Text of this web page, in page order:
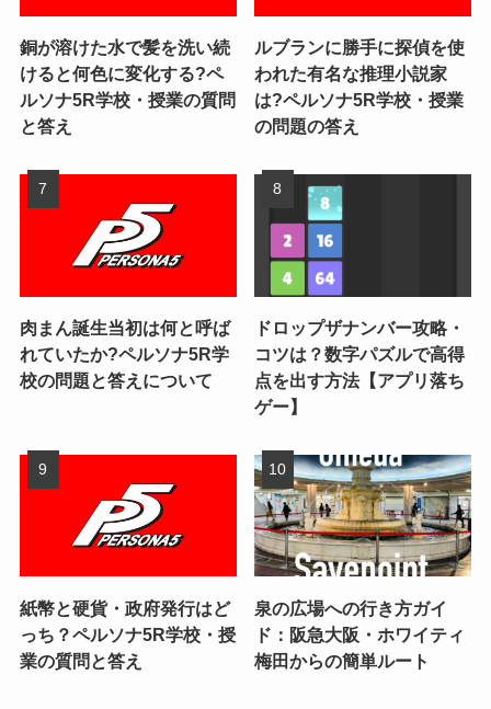
銅が溶けた水で髪を洗い続
けると何色に変化する?ペ
ルソナ5R学校・授業の質問
と答え
ルブランに勝手に探偵を使
われた有名な推理小説家
は?ペルソナ5R学校・授業
の問題の答え
肉まん誕生当初は何と呼ば
れていたか?ペルソナ5R学
校の問題と答えについて
ドロップザナンバー攻略・
コツは？数字パズルで高得
点を出す方法【アプリ落ち
ゲー】
紙幣と硬貨・政府発行はど
っち？ペルソナ5R学校・授
業の質問と答え
泉の広場への行き方ガイ
ド：阪急大阪・ホワイティ
梅田からの簡単ルート